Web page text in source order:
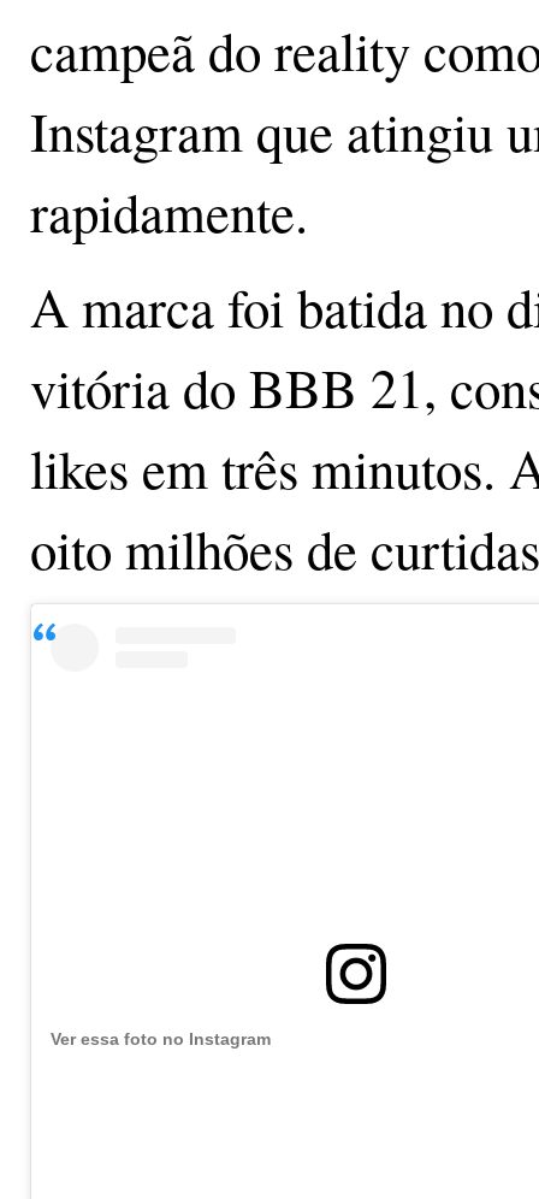
campeã do reality
Instagram que atingiu
rapidamente.
A marca foi batida no
vitória do BBB 21,
likes em três minutos.
oito milhões de
Ver essa foto no Instagram